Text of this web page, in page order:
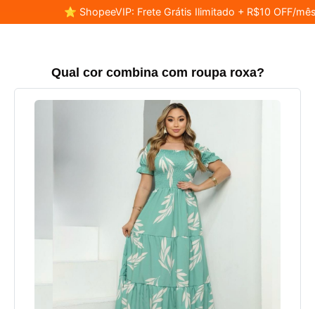
⭐ ShopeeVIP: Frete Grátis Ilimitado + R$10 OFF/
Qual cor combina com roupa roxa?